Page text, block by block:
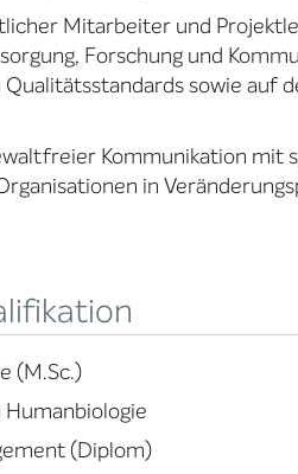
Mitarbeiter und
Forschung und
Qualitätsstandards sowie auf
Kommunikation
in
(M.Sc.)
(Diplom)